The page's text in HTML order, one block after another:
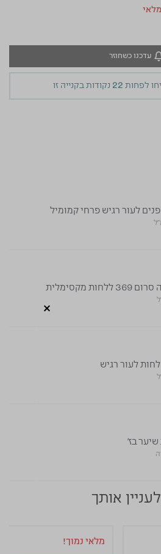
לפחות 22 נקודות בקנייה זו
פנים לעור רגיש פרחי קמומיל
ללחות מקסימלית
לעור רגיש
בז'
אותך
מלאי נמוך!